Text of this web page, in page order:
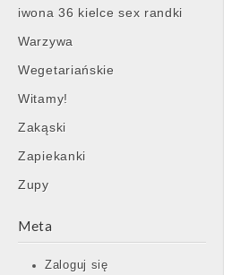
iwona 36 kielce sex randki
Warzywa
Wegetariańskie
Witamy!
Zakąski
Zapiekanki
Zupy
Meta
Zaloguj się